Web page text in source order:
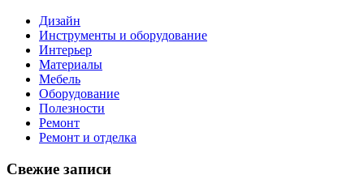
Дизайн
Инструменты и оборудование
Интерьер
Материалы
Мебель
Оборудование
Полезности
Ремонт
Ремонт и отделка
Свежие записи